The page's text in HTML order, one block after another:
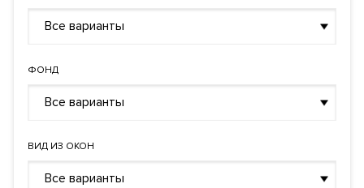
Все варианты
ФОНД
Все варианты
ВИД ИЗ ОКОН
Все варианты